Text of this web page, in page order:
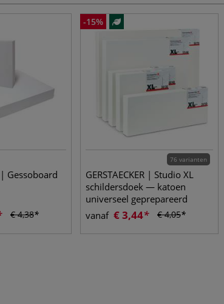
| Gessoboard
€ 4,38
-15%
76 varianten
GERSTAECKER | Studio XL
schildersdoek — katoen
universeel geprepareerd
vanaf € 3,44 € 4,05